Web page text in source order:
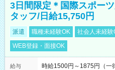
3日間限定＊国際スポー
タッフ/日給15,750円
派遣 職種未経験OK 社会人未経験
WEB登録・面接OK
給与
時給1500円～1875円（一